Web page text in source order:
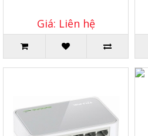
Giá: Liên hệ